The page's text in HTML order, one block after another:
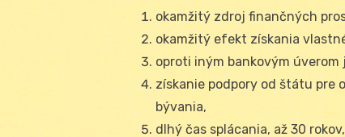
okamžitý zdroj finančných
okamžitý efekt získania
oproti iným bankovým
získanie podpory od štátu pre
bývania,
dlhý čas splácania, až 30 rokov,